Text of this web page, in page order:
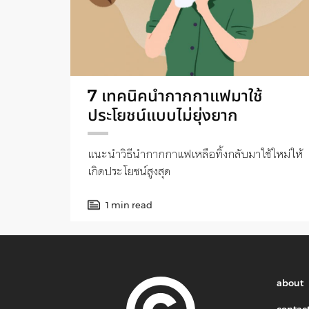
7 เทคนิคนำกากกาแฟมาใช้
ประโยชน์แบบไม่ยุ่งยาก
แนะนำวิธีนำกากกาแฟเหลือทิ้งกลับมาใช้ใหม่ให้
เกิดประโยชน์สูงสุด
1 min read
about